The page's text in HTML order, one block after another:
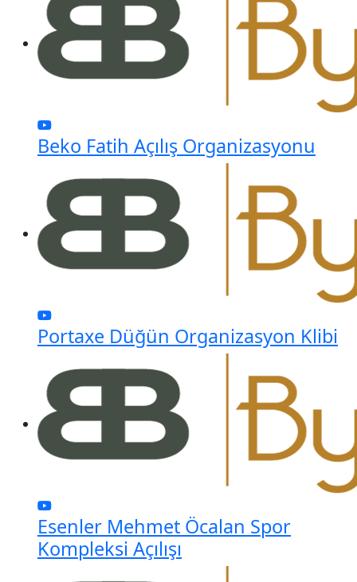
Beko Fatih Açılış Organizasyonu
Portaxe Düğün Organizasyon Klibi
Esenler Mehmet Öcalan Spor
Kompleksi Açılışı